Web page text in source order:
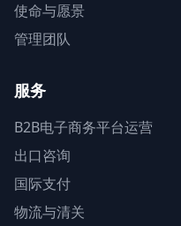
使命与愿景
管理团队
服务
B2B电子商务平台运营
出口咨询
国际支付
物流与清关